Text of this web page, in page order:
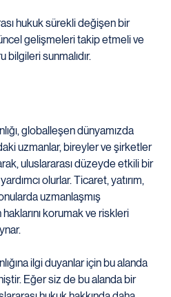
hukuk sürekli değişen bir
gelişmeleri takip etmeli ve
sunmalıdır.
globalleşen dünyamızda
uzmanlar, bireyler ve şirketler
uluslararası düzeyde etkili bir
olurlar. Ticaret, yatırım,
uzmanlaşmış
korumak ve riskleri
ilgi duyanlar için bu alanda
Eğer siz de bu alanda bir